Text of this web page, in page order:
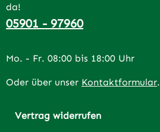
da!
05901 - 97960
Mo. - Fr. 08:00 bis 18:00 Uhr
Oder über unser Kontaktformular.
Vertrag widerrufen